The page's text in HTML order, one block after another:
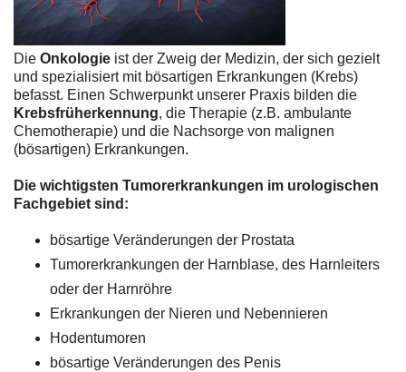
Die Onkologie ist der Zweig der Medizin, der sich gezielt
und spezialisiert mit bösartigen Erkrankungen (Krebs)
befasst. Einen Schwerpunkt unserer Praxis bilden die
Krebsfrüherkennung, die Therapie (z.B. ambulante
Chemotherapie) und die Nachsorge von malignen
(bösartigen) Erkrankungen.
Die wichtigsten Tumorerkrankungen im urologischen
Fachgebiet sind:
bösartige Veränderungen der Prostata
Tumorerkrankungen der Harnblase, des Harnleiters
oder der Harnröhre
Erkrankungen der Nieren und Nebennieren
Hodentumoren
bösartige Veränderungen des Penis